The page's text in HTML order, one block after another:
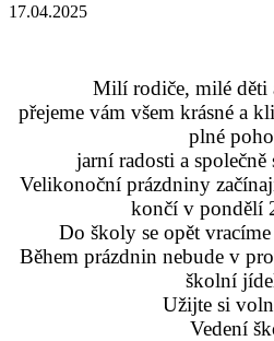
17.04.2025
Milí rodiče, milé děti
přejeme vám všem krásné a
plné
jarní radosti a
Velikonoční prázdniny
končí v pondělí
Do školy se opět
Během prázdnin nebude v
školní
Užijte si
Vedení